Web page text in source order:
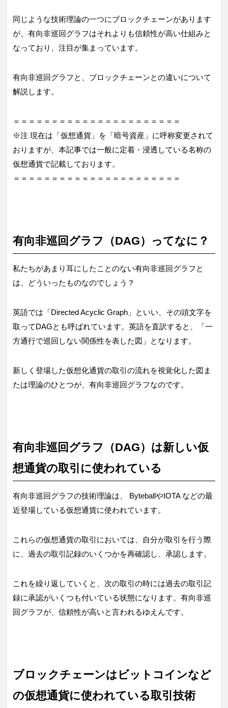
同じような技術理論の一つにブロックチェーンがあります
が、有向非巡回グラフはそれよりも信頼性が高い仕組みと
なっており、注目が集まっています。
有向非巡回グラフと、ブロックチェーンとの違いについて
解説します。
＝＝＝＝＝＝＝＝＝＝＝＝＝＝＝＝＝＝＝＝＝＝
※注 現在は「仮想通貨」を「暗号資産」に呼称変更されて
おりますが、本記事では一般に定着・浸透している名称の
仮想通貨で記載しております。
＝＝＝＝＝＝＝＝＝＝＝＝＝＝＝＝＝＝＝＝＝＝
有向非巡回グラフ（DAG）ってなに？
私たちがあまり耳にしたことのない有向非巡回グラフと
は、どういったものなのでしょう？
英語では「Directed Acyclic Graph」といい、その頭文字を
取ってDAGとも呼ばれています。英語を直訳すると、「一
方通行で巡回しない関係性を表した図」となります。
新しく登場した仮想化通貨の取引の流れを視覚化した図ま
たは理論のひとつが、有向非巡回グラフなのです。
有向非巡回グラフ（DAG）は新しい仮
想通貨の取引に使われている
有向非巡回グラフの技術理論は、 ByteballやIOTA などの最
近登場している仮想通貨に使われています。
これらの仮想通貨の取引においては、自分が取引を行う際
に、過去の取引記録のいくつかを再確認し、承認します。
これを繰り返していくと、次の取引の時には過去の取引記
録に承認がいくつも付いている状態になります。有向非巡
回グラフが、信頼性が高いと言われるゆえんです。
ブロックチェーンはビットコインなど
の仮想通貨に使われている取引技術